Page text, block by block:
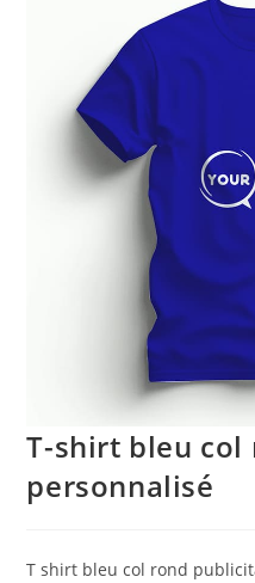
T-shirt bleu
personnalisé
T shirt bleu col rond